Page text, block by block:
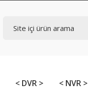
< DVR > < NVR >